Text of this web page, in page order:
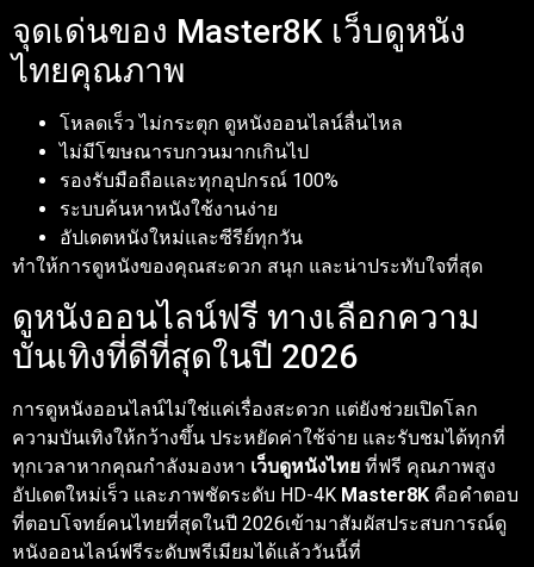
จุดเด่นของ Master8K เว็บดูหนัง
ไทยคุณภาพ
โหลดเร็ว ไม่กระตุก ดูหนังออนไลน์ลื่นไหล
ไม่มีโฆษณารบกวนมากเกินไป
รองรับมือถือและทุกอุปกรณ์ 100%
ระบบค้นหาหนังใช้งานง่าย
อัปเดตหนังใหม่และซีรีย์ทุกวัน
ทำให้การดูหนังของคุณสะดวก สนุก และน่าประทับใจที่สุด
ดูหนังออนไลน์ฟรี ทางเลือกความ
บันเทิงที่ดีที่สุดในปี 2026
การดูหนังออนไลน์ไม่ใช่แค่เรื่องสะดวก แต่ยังช่วยเปิดโลก
ความบันเทิงให้กว้างขึ้น ประหยัดค่าใช้จ่าย และรับชมได้ทุกที่
ทุกเวลาหากคุณกำลังมองหา เว็บดูหนังไทย ที่ฟรี คุณภาพสูง
อัปเดตใหม่เร็ว และภาพชัดระดับ HD-4K Master8K คือคำตอบ
ที่ตอบโจทย์คนไทยที่สุดในปี 2026เข้ามาสัมผัสประสบการณ์ดู
หนังออนไลน์ฟรีระดับพรีเมียมได้แล้ววันนี้ที่